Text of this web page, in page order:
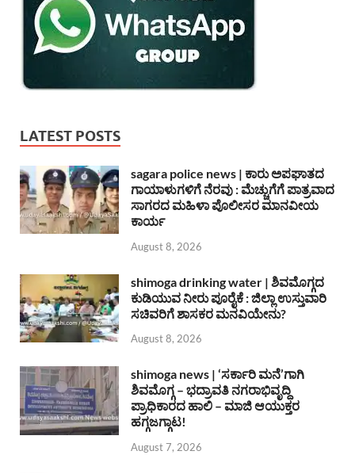
LATEST POSTS
sagara police news | ಕಾರು ಅಪಘಾತದ
ಗಾಯಾಳುಗಳಿಗೆ ನೆರವು : ಮೆಚ್ಚುಗೆಗೆ ಪಾತ್ರವಾದ
ಸಾಗರದ ಮಹಿಳಾ ಪೊಲೀಸರ ಮಾನವೀಯ
ಕಾರ್ಯ
August 8, 2026
shimoga drinking water | ಶಿವಮೊಗ್ಗದ
ಕುಡಿಯುವ ನೀರು ಪೂರೈಕೆ : ಜಿಲ್ಲಾ ಉಸ್ತುವಾರಿ
ಸಚಿವರಿಗೆ ಶಾಸಕರ ಮನವಿಯೇನು?
August 8, 2026
shimoga news | ‘ಸರ್ಕಾರಿ ಮನೆ’ಗಾಗಿ
ಶಿವಮೊಗ್ಗ – ಭದ್ರಾವತಿ ನಗರಾಭಿವೃದ್ದಿ
ಪ್ರಾಧಿಕಾರದ ಹಾಲಿ – ಮಾಜಿ ಆಯುಕ್ತರ
ಹಗ್ಗಜಗ್ಗಾಟ!
August 7, 2026